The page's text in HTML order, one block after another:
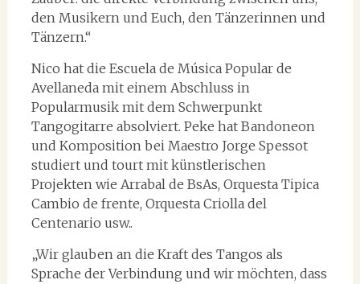
den Musikern und Euch, den Tänzerinnen und
Tänzern.“
Nico hat die Escuela de Música Popular de
Avellaneda mit einem Abschluss in
Popularmusik mit dem Schwerpunkt
Tangogitarre absolviert. Peke hat Bandoneon
und Komposition bei Maestro Jorge Spessot
studiert und tourt mit künstlerischen
Projekten wie Arrabal de BsAs, Orquesta Tipica
Cambio de frente, Orquesta Criolla del
Centenario usw..
„Wir glauben an die Kraft des Tangos als
Sprache der Verbindung und wir möchten, dass